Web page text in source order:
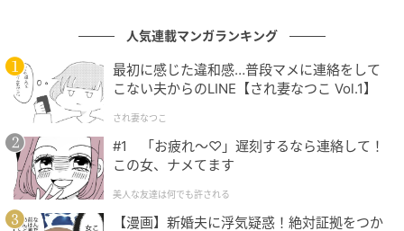
『NO LABELS: PART 02』は、7月10日午後1時にリリ
ースされる予定だ。
なお、ヨンジュンが所属するTOMORROW X
TOGETHERは現在、日本でデビュー7周年を記念したス
ペシャルコンサート「2026 TXT MOA CON IN
JAPAN」を盛況のうちに開催している。
（記事提供＝OSEN）
人気連載マンガランキング
最初に感じた違和感…普段マメに連絡をして
こない夫からのLINE【され妻なつこ Vol.1】
され妻なつこ
#1 「お疲れ〜♡」遅刻するなら連絡して！
この女、ナメてます
美人な友達は何でも許される
【漫画】新婚夫に浮気疑惑！絶対証拠をつか